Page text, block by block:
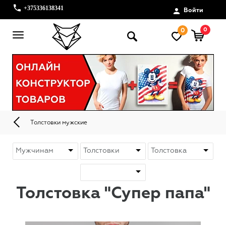
+375336138341 Войти
0 0
Толстовки мужские
Толстовка "Супер папа"